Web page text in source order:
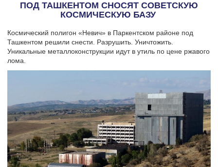
ПОД ТАШКЕНТОМ СНОСЯТ СОВЕТСКУЮ
КОСМИЧЕСКУЮ БАЗУ
Космический полигон «Невич» в Паркентском районе под
Ташкентом решили снести. Разрушить. Уничтожить.
Уникальные металлоконструкции идут в утиль по цене ржавого
лома.